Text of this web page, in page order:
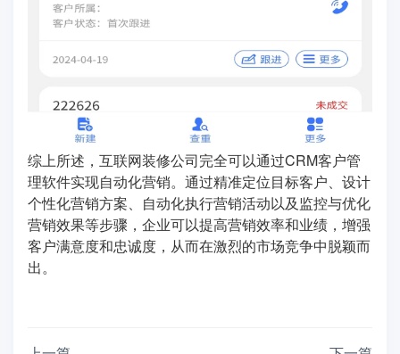
综上所述，互联网装修公司完全可以通过CRM客户管
理软件实现自动化营销。通过精准定位目标客户、设计
个性化营销方案、自动化执行营销活动以及监控与优化
营销效果等步骤，企业可以提高营销效率和业绩，增强
客户满意度和忠诚度，从而在激烈的市场竞争中脱颖而
出。